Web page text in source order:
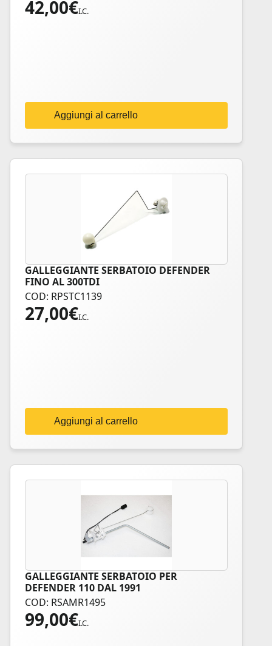
42,00€I.C.
Aggiungi al carrello
GALLEGGIANTE SERBATOIO DEFENDER
FINO AL 300TDI
COD: RPSTC1139
27,00€I.C.
Aggiungi al carrello
GALLEGGIANTE SERBATOIO PER
DEFENDER 110 DAL 1991
COD: RSAMR1495
99,00€I.C.